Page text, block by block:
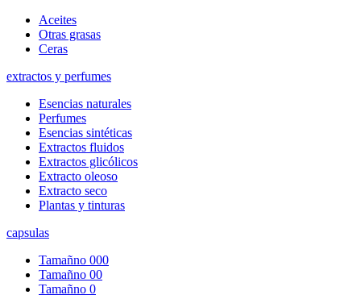
Aceites
Otras grasas
Ceras
extractos y perfumes
Esencias naturales
Perfumes
Esencias sintéticas
Extractos fluidos
Extractos glicólicos
Extracto oleoso
Extracto seco
Plantas y tinturas
capsulas
Tamañno 000
Tamañno 00
Tamañno 0